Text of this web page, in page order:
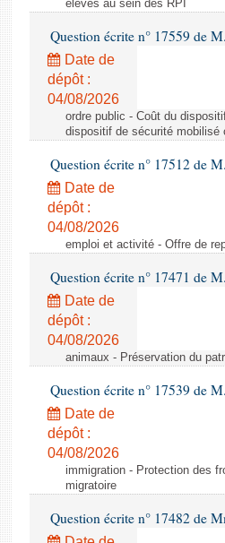
élèves au sein des RPI
Question écrite n° 17559 de
Date de
dépôt :
04/08/2026
ordre public - Coût du
dispositif de sécurité mobilisé
Question écrite n° 17512 de
Date de
dépôt :
04/08/2026
emploi et activité - Offre de
Question écrite n° 17471 de
Date de
dépôt :
04/08/2026
animaux - Préservation du
Question écrite n° 17539 de
Date de
dépôt :
04/08/2026
immigration - Protection des
migratoire
Question écrite n° 17482 de